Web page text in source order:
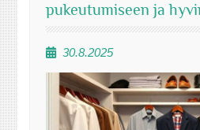
pukeutumiseen ja
30.8.2025